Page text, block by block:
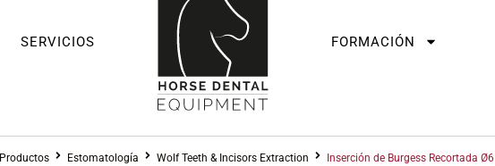
SERVICIOS FORMACIÓN
Productos Estomatología Wolf Teeth & Incisors Extraction Inserción de Burgess Recortada Ø6